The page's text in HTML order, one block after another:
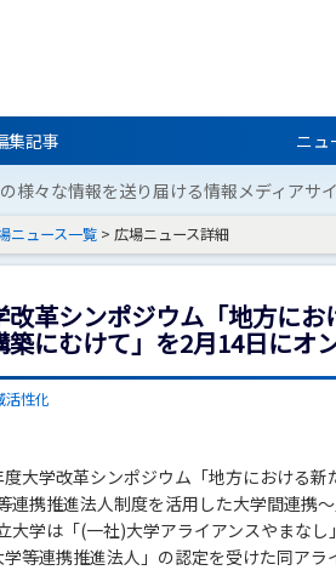
集記事 ニュ
様々な情報を送り届ける情報メディアサ
ニュース一覧 > 広場ニュース詳細
改革シンポジウム「地方に
築にむけて」を2月14日にオ
活性化
大学改革シンポジウム「地方における新
連携推進法人制度を活用した大学間連携
大学は「(一社)大学アライアンスやまな
等連携推進法人」の認定を受けた同アラ